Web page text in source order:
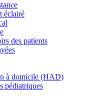
éclairé
des patients
à domicile (HAD)
pédiatriques